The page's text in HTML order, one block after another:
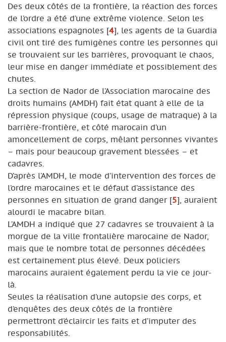
Des deux côtés de la frontière, la réaction des forces
de l’ordre a été d’une extrême violence. Selon les
associations espagnoles [4] , les agents de la Guardia
civil ont tiré des fumigènes contre les personnes qui
se trouvaient sur les barrières, provoquant le chaos,
leur mise en danger immédiate et possiblement des
chutes.
La section de Nador de l’Association marocaine des
droits humains (AMDH) fait état quant à elle de la
répression physique (coups, usage de matraque) à la
barrière-frontière, et côté marocain d’un
amoncellement de corps, mêlant personnes vivantes
– mais pour beaucoup gravement blessées – et
cadavres.
D’après l’AMDH, le mode d’intervention des forces de
l’ordre marocaines et le défaut d’assistance des
personnes en situation de grand danger [5] , auraient
alourdi le macabre bilan.
L’AMDH a indiqué que 27 cadavres se trouvaient à la
morgue de la ville frontalière marocaine de Nador,
mais que le nombre total de personnes décédées
est certainement plus élevé. Deux policiers
marocains auraient également perdu la vie ce jour-
là.
Seules la réalisation d’une autopsie des corps, et
d’enquêtes des deux côtés de la frontière
permettront d’éclaircir les faits et d’imputer des
responsabilités.